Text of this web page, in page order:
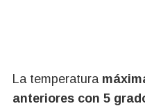
La temperatura
anteriores con 5